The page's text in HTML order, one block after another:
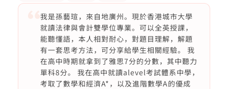
我是孫藝瑄，來自地廣州。現於香港城市大學
就讀法律與會計雙學位專業。可以全英授課，
能聽懂語，本人相對耐心，對題目理解，解題
有一套思考方法，可分享給學生相關經驗。 我
在高中時期就拿到了雅思7分的分數，其中聽力
單科8分。 我在高中就讀alevel考試體系中學，
考取了數學和經濟A*，以及進階數學A的優成